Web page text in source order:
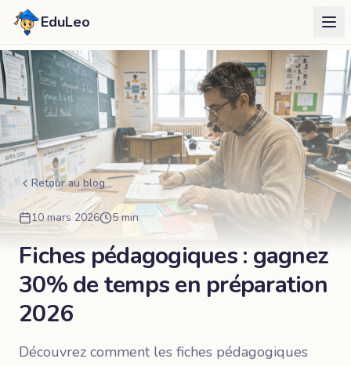
EduLeo
Retour au blog
10 mars 2026 5 min
Fiches pédagogiques : gagnez
30% de temps en préparation
2026
Découvrez comment les fiches pédagogiques